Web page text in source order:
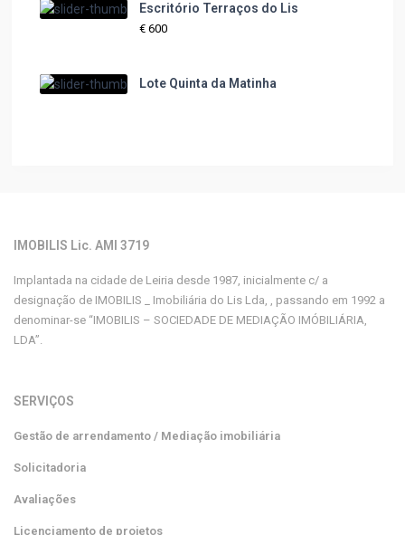
Escritório Terraços do Lis
€ 600
Lote Quinta da Matinha
IMOBILIS Lic. AMI 3719
Implantada na cidade de Leiria desde 1987, inicialmente c/ a
designação de IMOBILIS _ Imobiliária do Lis Lda, , passando em 1992 a
denominar-se “IMOBILIS – SOCIEDADE DE MEDIAÇÃO IMÓBILIÁRIA,
LDA”.
SERVIÇOS
Gestão de arrendamento / Mediação imobiliária
Solicitadoria
Avaliações
Licenciamento de projetos